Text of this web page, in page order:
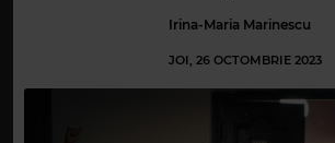
Irina-Maria Marinescu
JOI, 26 OCTOMBRIE 2023